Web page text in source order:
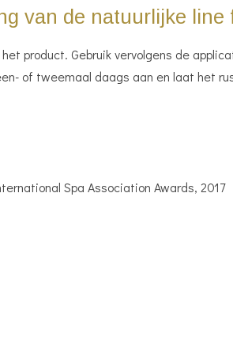
van de natuurlijke line
product. Gebruik vervolgens de
of tweemaal daags aan en laat het
Spa Association Awards, 2017